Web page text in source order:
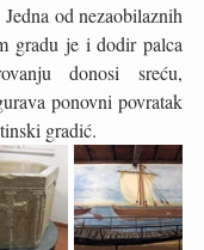
od nezaobilaznih
gradu je i dodir palca
donosi sreću,
ponovni povratak
gradić.